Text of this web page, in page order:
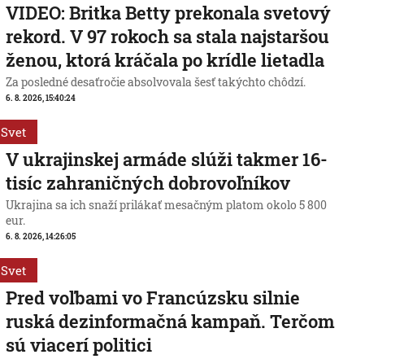
VIDEO: Britka Betty prekonala svetový
rekord. V 97 rokoch sa stala najstaršou
ženou, ktorá kráčala po krídle lietadla
Za posledné desaťročie absolvovala šesť takýchto chôdzí.
6. 8. 2026, 15:40:24
Svet
V ukrajinskej armáde slúži takmer 16-
tisíc zahraničných dobrovoľníkov
Ukrajina sa ich snaží prilákať mesačným platom okolo 5 800
eur.
6. 8. 2026, 14:26:05
Svet
Pred voľbami vo Francúzsku silnie
ruská dezinformačná kampaň. Terčom
sú viacerí politici